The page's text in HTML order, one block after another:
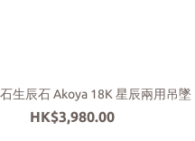
生辰石 Akoya 18K 星辰兩用吊墜
HK$3,980.00